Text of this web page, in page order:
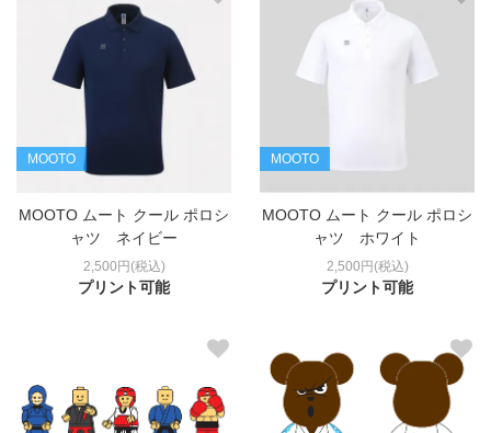
MOOTO
MOOTO ムート クール ポロシ
ャツ ネイビー
2,500円(税込)
プリント可能
MOOTO
MOOTO ムート クール ポロシ
ャツ ホワイト
2,500円(税込)
プリント可能